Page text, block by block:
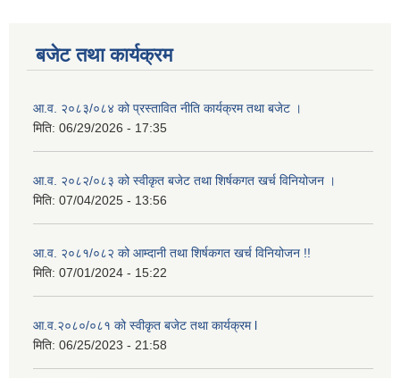
बजेट तथा कार्यक्रम
आ.व. २०८३/०८४ को प्रस्तावित नीति कार्यक्रम तथा बजेट ।
मिति: 06/29/2026 - 17:35
आ.व. २०८२/०८३ को स्वीकृत बजेट तथा शिर्षकगत खर्च विनियोजन ।
मिति: 07/04/2025 - 13:56
आ.व. २०८१/०८२ को आम्दानी तथा शिर्षकगत खर्च विनियोजन !!
मिति: 07/01/2024 - 15:22
आ.व.२०८०/०८१ को स्वीकृत बजेट तथा कार्यक्रम l
मिति: 06/25/2023 - 21:58